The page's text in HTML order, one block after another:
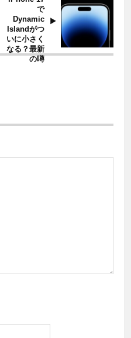
で
Dynamic
Islandがつ
いに小さく
なる？最新
の噂